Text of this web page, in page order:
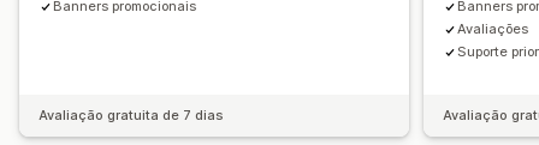
Carregamento lento
Banners promocionais
Avaliação gratuita de 7 dias
Banners
Avaliações
Suporte
Avaliação